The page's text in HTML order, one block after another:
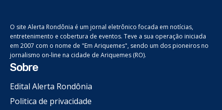
O site Alerta Rondônia é um jornal eletrônico focada em notícias,
entretenimento e cobertura de eventos. Teve a sua operação iniciada
em 2007 com o nome de "Em Ariquemes", sendo um dos pioneiros no
jornalismo on-line na cidade de Ariquemes (RO).
Sobre
Edital Alerta Rondônia
Politica de privacidade